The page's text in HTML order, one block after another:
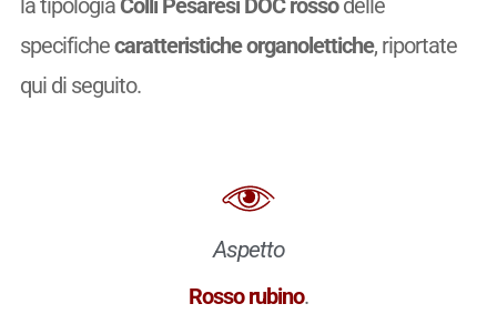
la tipologia Colli Pesaresi DOC rossodelle
specifichecaratteristiche organolettiche, riportate
qui di seguito.
Aspetto
Rosso rubino.